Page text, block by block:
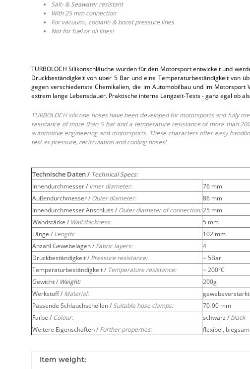
Salt- & Seawater resistant
With 25 mm connection
For vacuum-, coolant- & boost pressure lines
Not for fuel or oil lines!
TURBOLOCH Silikonschläuche wurden für den Motorsport entwickelt und
Druckbeständigkeit von über 5 Bar und eine Temperaturbeständigkeit von
gegen verschiedenste Chemikalien, die im Automobilbau und im
extrem lange Lebensdauer. Praktische interne Langzeit-Tests - ganz egal ob
TURBOLOCH silicone hoses have been developed for motorsports and fully
resistance of more than 5 bar and a temperature resistance of more than
automotive engineering and motorsports. These characters offer easy
test as pressure, recirculation and cooling hoses!
Technische Daten / Technical Specs:
Innendurchmesser / Inner diameter:
76 mm
Außendurchmesser / Outer diameter:
86 mm
Innendurchmesser Anschluss / Outer diameter of connection:25 mm
Wandstärke / Wall thickness:
5 mm
Länge / Length:
102 mm
Anzahl Gewebelagen / Fabric layers:
4
Druckbeständigkeit / Pressure resistance:
~ 5Bar
Temperaturbeständigkeit / Temperature resistance:
~ 200°C
Gewicht / Weight:
200g
Werkstoff / Material:
Passende Schlauchschellen / Suitable hose clamps:
70-90 mm
Farbe / Colour: schwarz / black
Weitere Eigenschaften / Further properties: flexibel,
Item weight: